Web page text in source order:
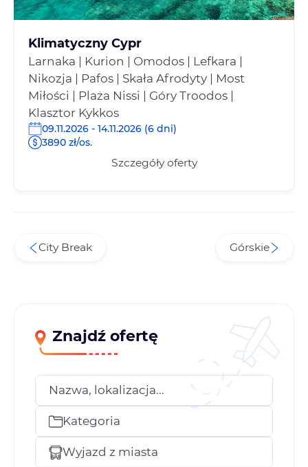
Klimatyczny Cypr
Larnaka | Kurion | Omodos | Lefkara |
Nikozja | Pafos | Skała Afrodyty | Most
Miłości | Plaża Nissi | Góry Troodos |
Klasztor Kykkos
09.11.2026 - 14.11.2026 (6 dni)
3890 zł/os.
Szczegóły oferty
City Break Górskie
Znajdź ofertę
Nazwa, lokalizacja...
Kategoria
Wyjazd z miasta